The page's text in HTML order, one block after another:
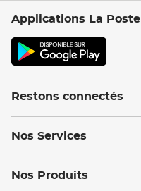
Applications La Poste
Restons connectés
Nos Services
Nos Produits